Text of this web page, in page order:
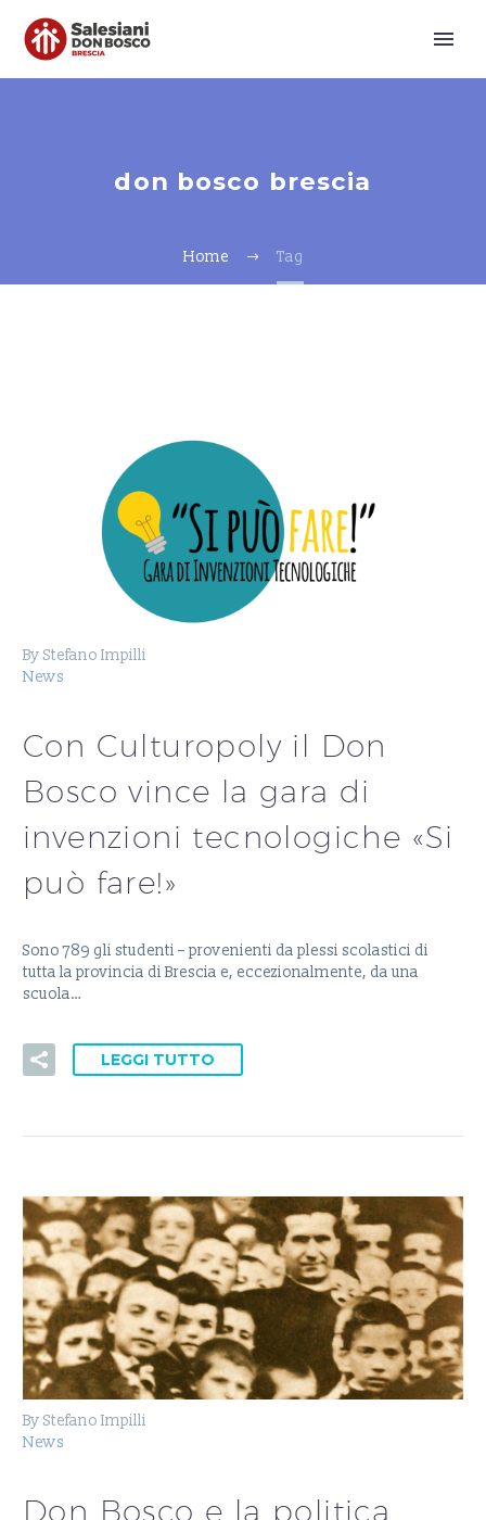
don bosco brescia
Home Tag
By Stefano Impilli
News
Con Culturopoly il Don
Bosco vince la gara di
invenzioni tecnologiche «Si
può fare!»
Sono 789 gli studenti – provenienti da plessi scolastici di
tutta la provincia di Brescia e, eccezionalmente, da una
scuola…
LEGGI TUTTO
By Stefano Impilli
News
Don Bosco e la politica